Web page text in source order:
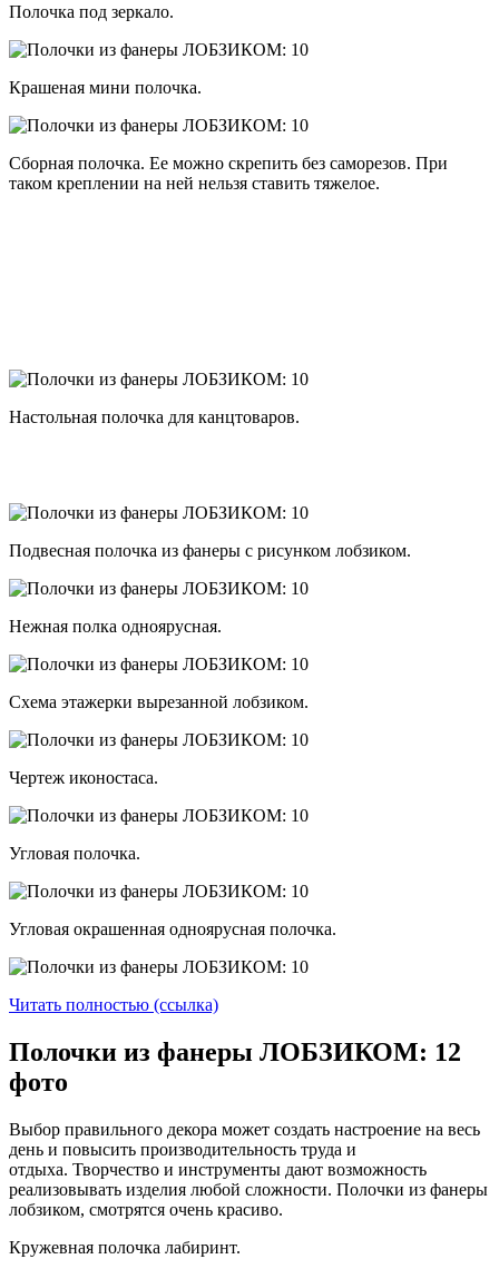
Полочка под зеркало.
Крашеная мини полочка.
Сборная полочка. Ее можно скрепить без саморезов. При
таком креплении на ней нельзя ставить тяжелое.
Настольная полочка для канцтоваров.
Подвесная полочка из фанеры с рисунком лобзиком.
Нежная полка одноярусная.
Схема этажерки вырезанной лобзиком.
Чертеж иконостаса.
Угловая полочка.
Угловая окрашенная одноярусная полочка.
Читать полностью (ссылка)
Полочки из фанеры ЛОБЗИКОМ: 12
фото
Выбор правильного декора может создать настроение на весь
день и повысить производительность труда и
отдыха. Творчество и инструменты дают возможность
реализовывать изделия любой сложности. Полочки из фанеры
лобзиком, смотрятся очень красиво.
Кружевная полочка лабиринт.